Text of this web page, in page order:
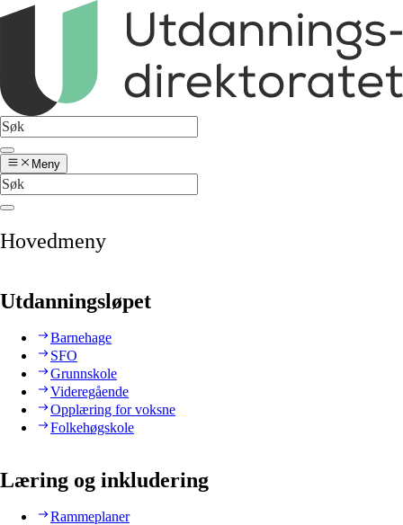
Meny
Hovedmeny
Utdanningsløpet
Barnehage
SFO
Grunnskole
Videregående
Opplæring for voksne
Folkehøgskole
Læring og inkludering
Rammeplaner